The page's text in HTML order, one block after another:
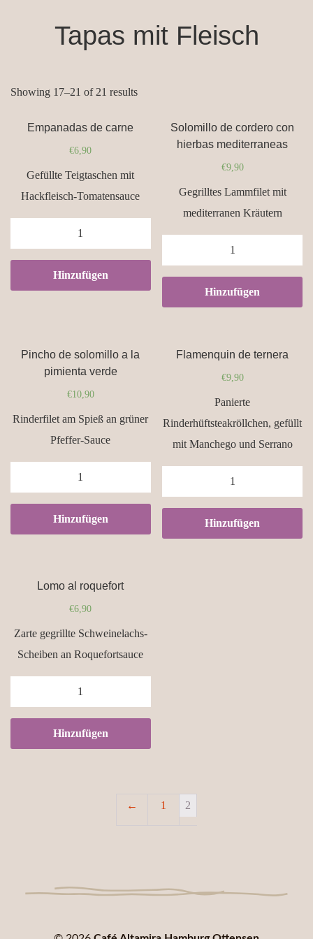
Tapas mit Fleisch
Showing 17–21 of 21 results
Empanadas de carne
€6,90
Gefüllte Teigtaschen mit
Hackfleisch-Tomatensauce
Empanadas
de
carne
quantity
Hinzufügen
Solomillo de cordero con
hierbas mediterraneas
€9,90
Gegrilltes Lammfilet mit
mediterranen Kräutern
Solomillo
de
cordero
con
mediterraneas
Hinzufügen
Pincho de solomillo a la
pimienta verde
€10,90
Rinderfilet am Spieß an grüner
Pfeffer-Sauce
Pincho
de
solomillo
a
Hinzufügen
Flamenquin de ternera
€9,90
Panierte
Rinderhüftsteakröllchen, gefüllt
mit Manchego und Serrano
Flamenquin
de
ternera
quantity
Hinzufügen
Lomo al roquefort
€6,90
Zarte gegrillte Schweinelachs-
Scheiben an Roquefortsauce
Lomo
al
roquefort
quantity
Hinzufügen
← 1 2